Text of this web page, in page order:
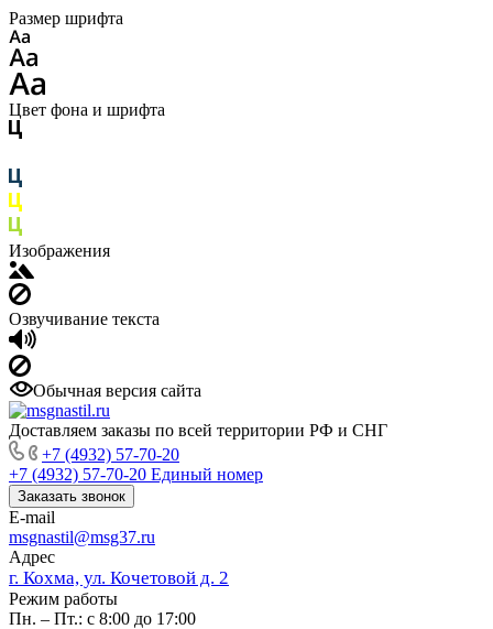
Размер шрифта
Цвет фона и шрифта
Изображения
Озвучивание текста
Обычная версия сайта
Доставляем заказы по всей территории РФ и СНГ
+7 (4932) 57-70-20
+7 (4932) 57-70-20 Единый номер
Заказать звонок
E-mail
msgnastil@msg37.ru
Адрес
г. Кохма, ул. Кочетовой д. 2
Режим работы
Пн. – Пт.: с 8:00 до 17:00